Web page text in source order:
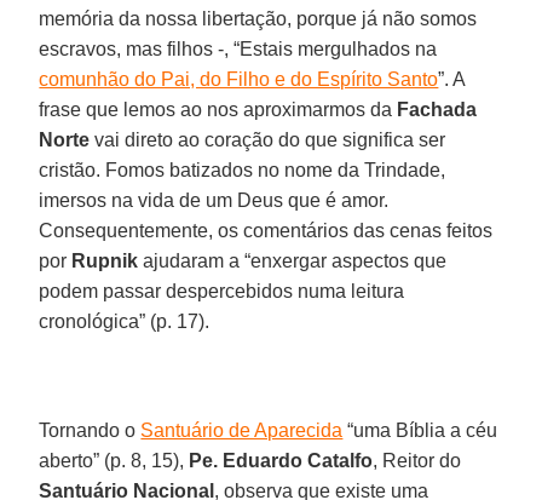
memória da nossa libertação, porque já não somos
escravos, mas filhos -, “Estais mergulhados na
comunhão do Pai, do Filho e do Espírito Santo”. A
frase que lemos ao nos aproximarmos da Fachada
Norte vai direto ao coração do que significa ser
cristão. Fomos batizados no nome da Trindade,
imersos na vida de um Deus que é amor.
Consequentemente, os comentários das cenas feitos
por Rupnik ajudaram a “enxergar aspectos que
podem passar despercebidos numa leitura
cronológica” (p. 17).
Tornando o Santuário de Aparecida “uma Bíblia a céu
aberto” (p. 8, 15), Pe. Eduardo Catalfo, Reitor do
Santuário Nacional , observa que existe uma